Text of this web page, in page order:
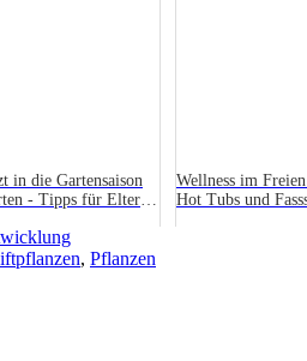
in die Gartensaison
- Tipps für Eltern
Wellness im
Hot Tubs und
, Pflanzen